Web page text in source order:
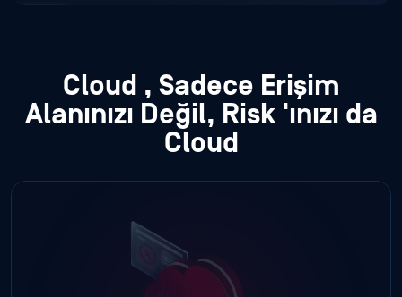
Cloud , Sadece Erişim
Alanınızı Değil, Risk 'ınızı da
Cloud